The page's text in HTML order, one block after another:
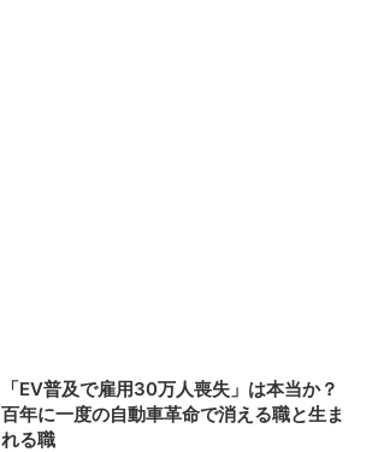
「EV普及で雇用30万人喪失」は本当か？
百年に一度の自動車革命で消える職と生ま
れる職